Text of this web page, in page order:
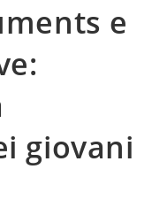
e
giovani